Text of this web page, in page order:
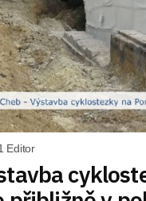
Editor